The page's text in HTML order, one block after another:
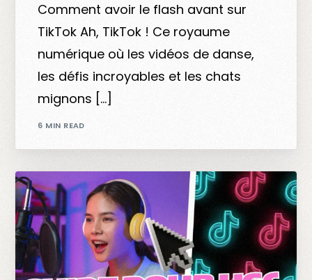
Comment avoir le flash avant sur
TikTok Ah, TikTok ! Ce royaume
numérique où les vidéos de danse,
les défis incroyables et les chats
mignons […]
6 MIN READ